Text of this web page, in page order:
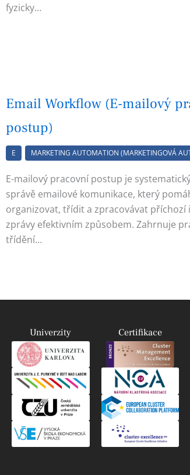
fyzicky…
Email Workflow (E-mailový
postup)
E MARKETING AUTOMATION (MARKETINGOVÁ
E-mailový pracovní postup je
správě emailové komunikace, který
organizovat, třídit a zpracovávat příchozí
zprávy efektivním způsobem. Zahrnuje
třídění…
Univerzity Certifikace